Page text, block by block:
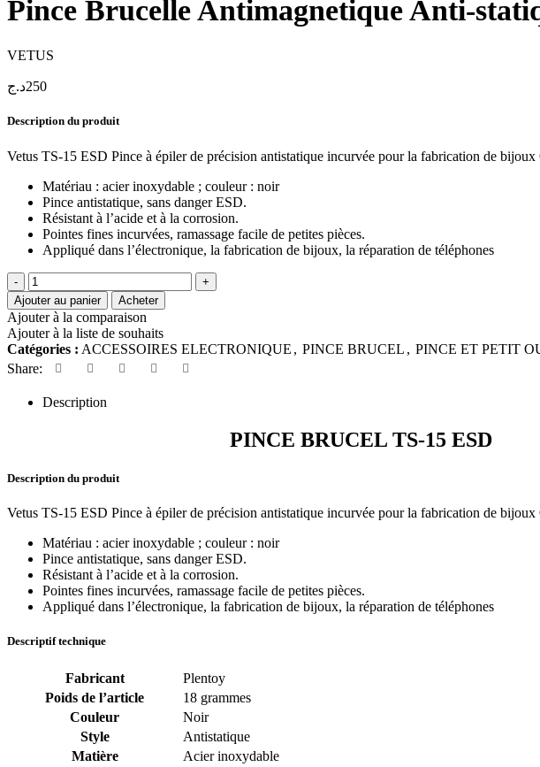
Pince Brucelle Antimagnetique Anti-
VETUS
250د.ج
Description du produit
Vetus TS-15 ESD Pince à épiler de précision antistatique incurvée pour la fabrication de
Matériau : acier inoxydable ; couleur : noir
Pince antistatique, sans danger ESD.
Résistant à l’acide et à la corrosion.
Pointes fines incurvées, ramassage facile de petites pièces.
Appliqué dans l’électronique, la fabrication de bijoux, la réparation de téléphones
quantité
de
Pince
Brucelle
Antimagnetique
Anti-
statique
Précision
Ajouter au panier Acheter
Ajouter à la comparaison
Ajouter à la liste de souhaits
Catégories : ACCESSOIRES ELECTRONIQUE , PINCE BRUCEL , PINCE ET PETIT
Share:
Description
PINCE BRUCEL TS-15 ESD
Description du produit
Vetus TS-15 ESD Pince à épiler de précision antistatique incurvée pour la fabrication de
Matériau : acier inoxydable ; couleur : noir
Pince antistatique, sans danger ESD.
Résistant à l’acide et à la corrosion.
Pointes fines incurvées, ramassage facile de petites pièces.
Appliqué dans l’électronique, la fabrication de bijoux, la réparation de téléphones
Descriptif technique
Fabricant
‎Plentoy
Poids de l’article
‎18 grammes
Couleur
‎Noir
Style
‎Antistatique
Matière
‎Acier inoxydable